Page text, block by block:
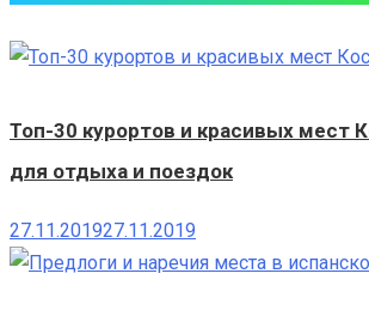
Топ-30 курортов и красивых мест
для отдыха и поездок
27.11.201927.11.2019